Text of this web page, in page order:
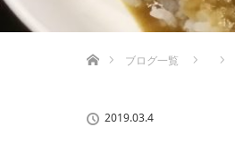
ブログ一覧
2019.03.4